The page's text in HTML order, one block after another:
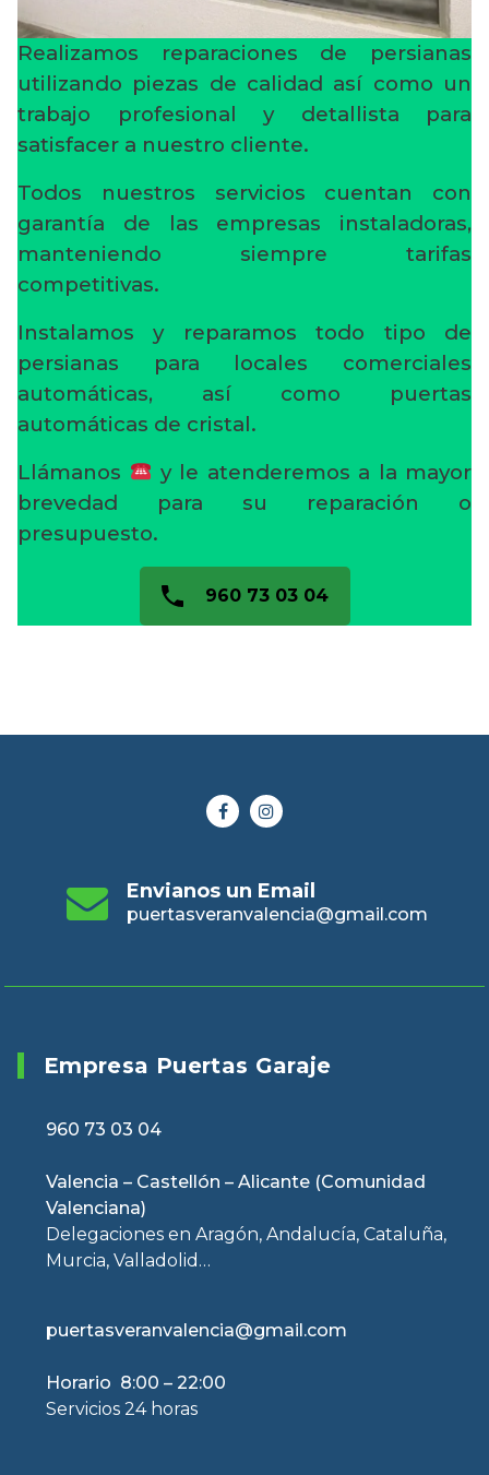
Realizamos reparaciones de persianas
utilizando piezas de calidad así como un
trabajo profesional y detallista para
satisfacer a nuestro cliente.
Todos nuestros servicios cuentan con
garantía de las empresas instaladoras,
manteniendo siempre tarifas
competitivas.
Instalamos y reparamos todo tipo de
persianas para locales comerciales
automáticas, así como puertas
automáticas de cristal.
Llámanos
y le atenderemos a la mayor
brevedad para su reparación o
presupuesto.
960 73 03 04
Envianos un Email
puertasveranvalencia@gmail.com
Empresa Puertas Garaje
960 73 03 04
Valencia – Castellón – Alicante (Comunidad
Valenciana)
Delegaciones en Aragón, Andalucía, Cataluña,
Murcia, Valladolid…
puertasveranvalencia@gmail.com
Horario 8:00 – 22:00
Servicios 24 horas